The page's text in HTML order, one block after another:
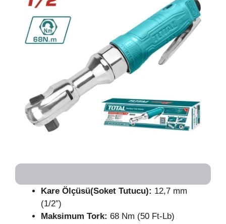
Kare Ölçüsü(Soket Tutucu): 12,7 mm
(1/2″)
Maksimum Tork: 68 Nm (50 Ft-Lb)